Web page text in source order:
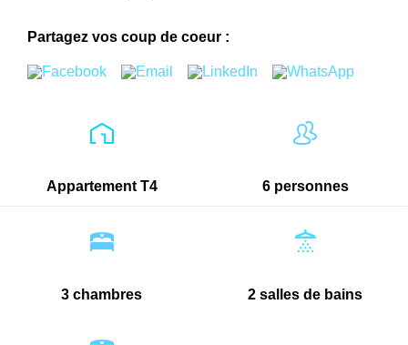
montagnes
Appartement T4 6 personnes
3 chambres 2 salles de bains
Partagez vos coup de coeur :